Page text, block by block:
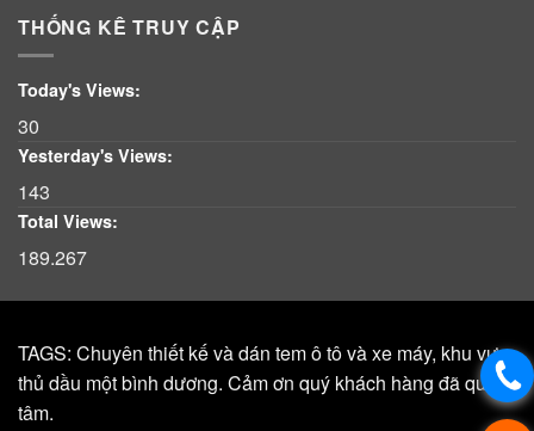
THỐNG KÊ TRUY CẬP
Today's Views:
30
Yesterday's Views:
143
Total Views:
189.267
TAGS: Chuyên thiết kế và dán tem ô tô và xe máy, khu vực,
thủ dầu một bình dương. Cảm ơn quý khách hàng đã quan
tâm.